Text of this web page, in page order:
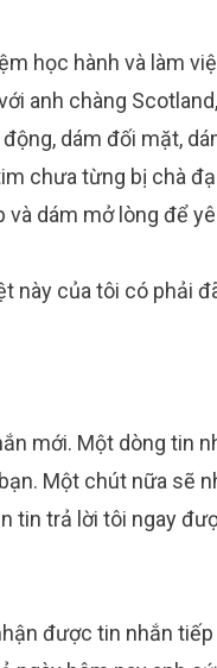
học hành và làm
anh chàng
dám đối mặt,
chưa từng bị chà
dám mở lòng để
này của tôi có phải
mới. Một dòng tin
Một chút nữa sẽ
tin trả lời tôi ngay
được tin nhắn